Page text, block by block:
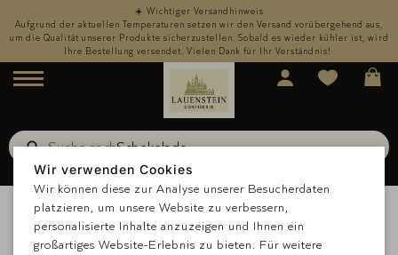
☀️ Wichtiger Versandhinweis
Aufgrund der aktuellen Temperaturen setzen wir den Versand vorübergehend aus,
um die Qualität unserer Produkte sicherzustellen. Sobald es wieder kühler ist, wird
Ihre Bestellung versendet. Vielen Dank für Ihr Verständnis!
Menü
Suche nachSchokolade
Wir verwenden Cookies
Wir können diese zur Analyse unserer Besucherdaten
platzieren, um unsere Website zu verbessern,
personalisierte Inhalte anzuzeigen und Ihnen ein
großartiges Website-Erlebnis zu bieten. Für weitere